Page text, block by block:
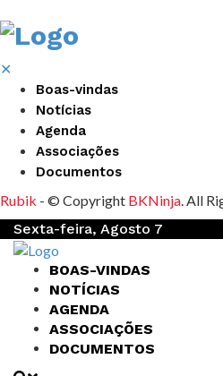
✕
Boas-vindas
Notícias
Agenda
Associações
Documentos
Rubik - © Copyright BKNinja. All
Sexta-feira, Agosto 7
BOAS-VINDAS
NOTÍCIAS
AGENDA
ASSOCIAÇÕES
DOCUMENTOS